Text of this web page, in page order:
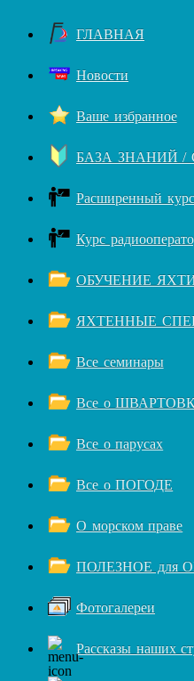
ГЛАВНАЯ
Новости
Ваше избранное
БАЗА ЗНАНИЙ /
Курс
ОБУЧЕНИЕ
ЯХТЕННЫЕ
Все семинары
Все о
Все о парусах
Все о ПОГОДЕ
О морском праве
ПОЛЕЗНОЕ для
Фотогалереи
Рассказы наших